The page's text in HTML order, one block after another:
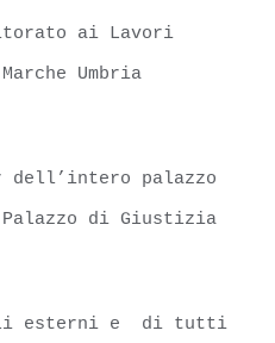
ai Lavori
Umbria
dell’intero palazzo
di Giustizia
esterni e di tutti